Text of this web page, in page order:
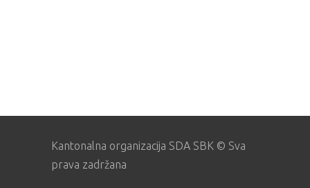
Kantonalna organizacija SDA SBK © Sva
prava zadržana